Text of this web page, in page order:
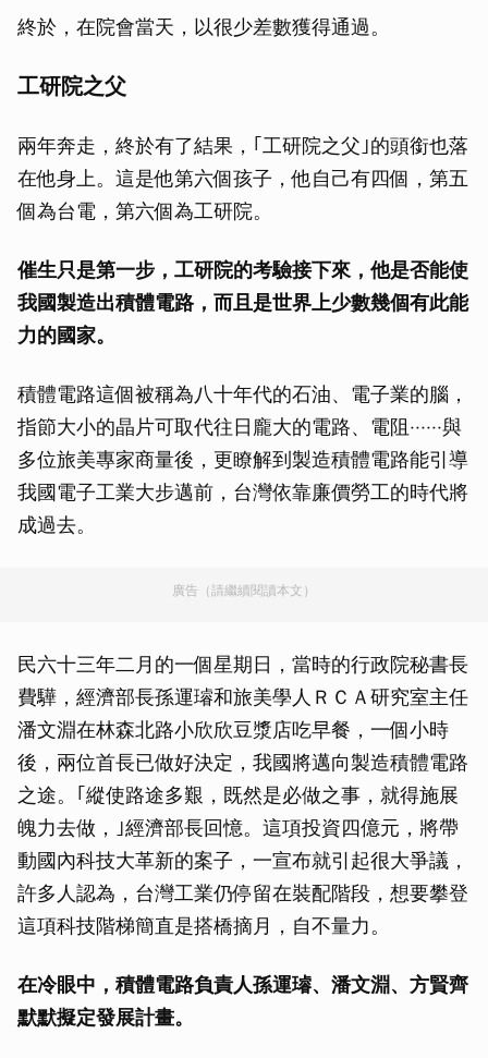
終於，在院會當天，以很少差數獲得通過。
工研院之父
兩年奔走，終於有了結果，｢工研院之父｣的頭銜也落
在他身上。這是他第六個孩子，他自己有四個，第五
個為台電，第六個為工研院。
催生只是第一步，工研院的考驗接下來，他是否能使
我國製造出積體電路，而且是世界上少數幾個有此能
力的國家。
積體電路這個被稱為八十年代的石油、電子業的腦，
指節大小的晶片可取代往日龐大的電路、電阻‧‧‧‧‧‧與
多位旅美專家商量後，更瞭解到製造積體電路能引導
我國電子工業大步邁前，台灣依靠廉價勞工的時代將
成過去。
廣告（請繼續閱讀本文）
民六十三年二月的一個星期日，當時的行政院秘書長
費驊，經濟部長孫運璿和旅美學人ＲＣＡ研究室主任
潘文淵在林森北路小欣欣豆漿店吃早餐，一個小時
後，兩位首長已做好決定，我國將邁向製造積體電路
之途。｢縱使路途多艱，既然是必做之事，就得施展
魄力去做，｣經濟部長回憶。這項投資四億元，將帶
動國內科技大革新的案子，一宣布就引起很大爭議，
許多人認為，台灣工業仍停留在裝配階段，想要攀登
這項科技階梯簡直是搭橋摘月，自不量力。
在冷眼中，積體電路負責人孫運璿、潘文淵、方賢齊
默默擬定發展計畫。